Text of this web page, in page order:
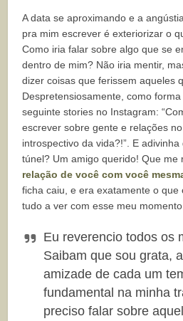
A data se aproximando e a
pra mim escrever é exteriorizar o
Como iria falar sobre algo que se
dentro de mim? Não iria mentir,
dizer coisas que ferissem aqueles
Despretensiosamente, como
seguinte stories no Instagram:
escrever sobre gente e relações
introspectivo da vida?!”. E
túnel? Um amigo querido! Que me
relação de você com você
ficha caiu, e era exatamente o que
tudo a ver com esse meu momento.
Eu reverencio todos os
Saibam que sou grata,
amizade de cada um
fundamental na minha
preciso falar sobre